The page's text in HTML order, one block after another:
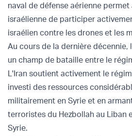
naval de défense aérienne permet
israélienne de participer
israélien contre les drones et les
Au cours de la dernière décennie,
un champ de bataille entre le
L'Iran soutient activement le
investi des ressources
militairement en Syrie et en
terroristes du Hezbollah au Liban
Syrie.